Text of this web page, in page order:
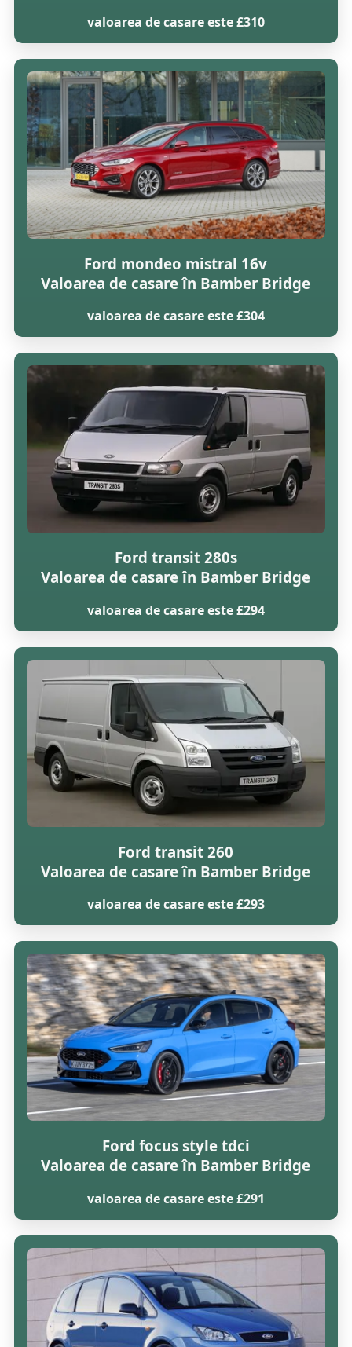
valoarea de casare este £310
Ford mondeo mistral 16v
Valoarea de casare în Bamber Bridge
valoarea de casare este £304
Ford transit 280s
Valoarea de casare în Bamber Bridge
valoarea de casare este £294
Ford transit 260
Valoarea de casare în Bamber Bridge
valoarea de casare este £293
Ford focus style tdci
Valoarea de casare în Bamber Bridge
valoarea de casare este £291